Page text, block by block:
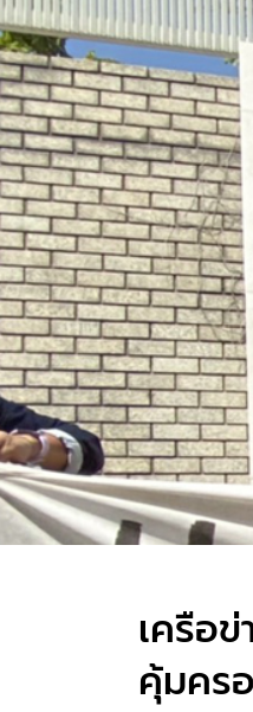
เครือ
คุ้มคร